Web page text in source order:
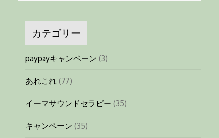
カテゴリー
paypayキャンペーン (3)
あれこれ(77)
イーマサウンドセラピー (35)
キャンペーン (35)